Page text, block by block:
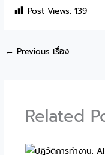
Post Views: 139
← Previous เรื่อง
Related